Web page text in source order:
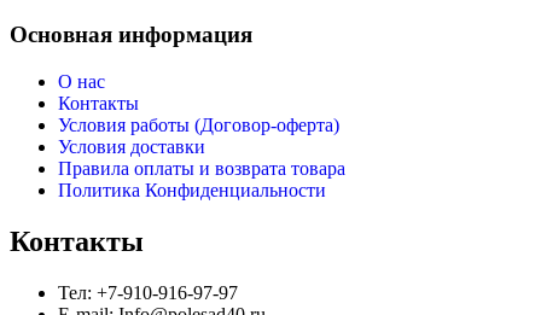
Основная информация
О нас
Контакты
Условия работы (Договор-оферта)
Условия доставки
Правила оплаты и возврата товара
Политика Конфиденциальности
Контакты
Тел: +7-910-916-97-97